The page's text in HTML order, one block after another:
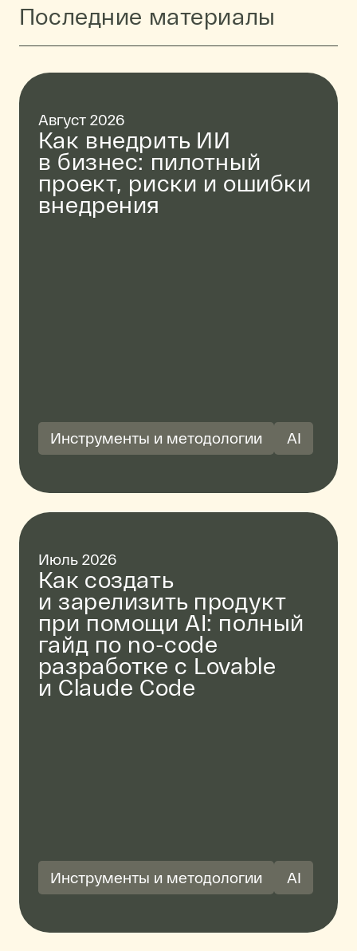
Последние материалы
Август 2026
Как внедрить ИИ
в бизнес: пилотный
проект, риски и ошибки
внедрения
Инструменты и методологии AI
Июль 2026
Как создать
и зарелизить продукт
при помощи AI: полный
гайд по no-code
разработке с Lovable
и Claude Code
Инструменты и методологии AI